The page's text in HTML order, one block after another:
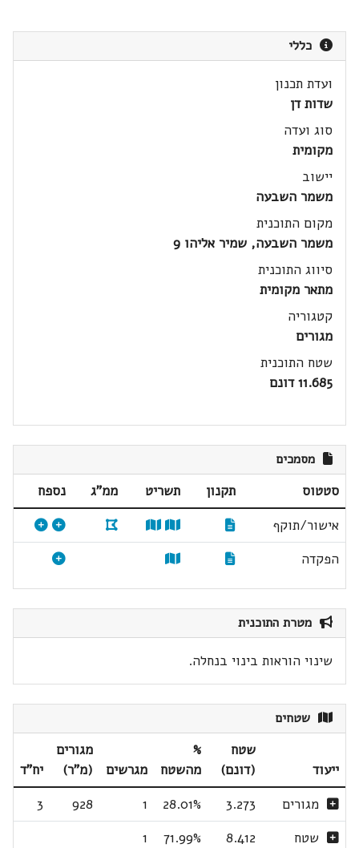
כללי
ועדת תכנון
שדות דן
סוג ועדה
מקומית
יישוב
משמר השבעה
מקום התוכנית
משמר השבעה, שמיר אליהו 9
סיווג התוכנית
מתאר מקומית
קטגוריה
מגורים
שטח התוכנית
11.685 דונם
מסמכים
סטטוס תקנון תשריט ממ"ג
נספח
אישור/תוקף
הפקדה
מטרת התוכנית
שינוי הוראות בינוי בנחלה.
שטחים
ייעוד
שטח
(דונם)
%
מהשטח
מגרשים
מגורים
(מ"ר)
יח"ד
מגורים
3.273
28.01%
1
928
3
שטח
8.412
71.99%
1